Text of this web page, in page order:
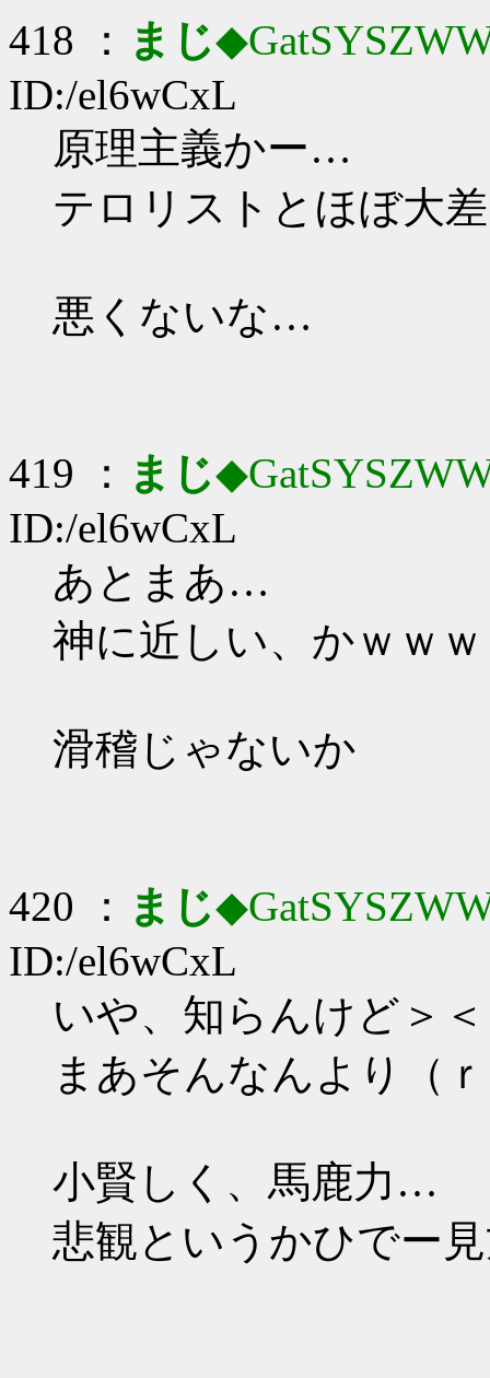
418 ： まじ
ID:/el6wCxL
原理主義かー…
テロリストとほぼ大
悪くないな…
419 ： まじ
ID:/el6wCxL
あとまあ…
神に近しい、かｗｗｗ
滑稽じゃないか
420 ： まじ
ID:/el6wCxL
いや、知らんけど＞＜
まあそんなんより（
小賢しく、馬鹿力…
悲観というかひでー